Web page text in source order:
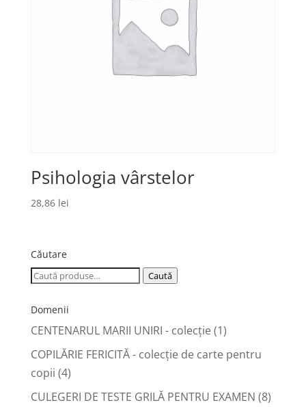
Psihologia vârstelor
28,86 lei
Căutare
Caută
Caută
Domenii
CENTENARUL MARII UNIRI - colecție(1)
COPILĂRIE FERICITĂ - colecţie de carte pentru
copii (4)
CULEGERI DE TESTE GRILĂ PENTRU EXAMEN (8)